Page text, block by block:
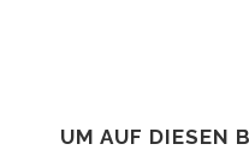
UM AUF DIESEN